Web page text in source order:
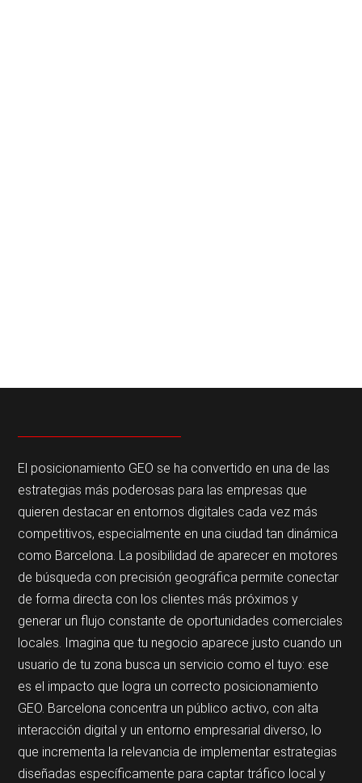
El posicionamiento GEO se ha convertido en una de las
estrategias más poderosas para las empresas que
quieren destacar en entornos digitales cada vez más
competitivos, especialmente en una ciudad tan dinámica
como Barcelona. La posibilidad de aparecer en motores
de búsqueda con precisión geográfica permite conectar
de forma directa con los clientes más próximos y
generar un flujo constante de oportunidades comerciales
locales. Imagina que tu negocio aparece justo cuando un
usuario de tu zona busca un servicio como el tuyo: ese
es el impacto que logra un correcto posicionamiento
GEO. Barcelona concentra un público activo, con alta
interacción digital y un entorno empresarial diverso, lo
que incrementa la relevancia de implementar estrategias
diseñadas específicamente para captar tráfico local y